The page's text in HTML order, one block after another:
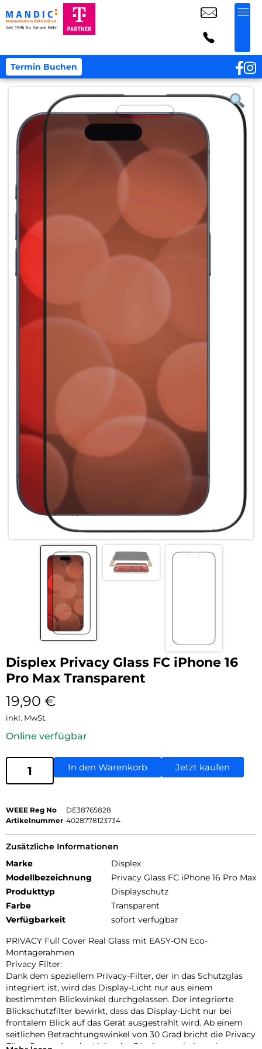
Termin Buchen
Displex Privacy Glass FC iPhone 16
Pro Max Transparent
19,90 €
inkl. MwSt.
Online verfügbar
In den Warenkorb Jetzt kaufen
WEEE Reg No
DE38765828
Artikelnummer 4028778123734
Zusätzliche Informationen
Marke
Displex
Modellbezeichnung
Privacy Glass FC iPhone 16 Pro Max
Produkttyp
Displayschutz
Farbe
Transparent
Verfügbarkeit
sofort verfügbar
PRIVACY Full Cover Real Glass mit EASY-ON Eco-
Montagerahmen
Privacy Filter:
Dank dem speziellem Privacy-Filter, der in das Schutzglas
integriert ist, wird das Display-Licht nur aus einem
bestimmten Blickwinkel durchgelassen. Der integrierte
Blickschutzfilter bewirkt, dass das Display-Licht nur bei
frontalem Blick auf das Gerät ausgestrahlt wird. Ab einem
seitlichen Betrachtungswinkel von 30 Grad bricht die Privacy
Filter Protection das Licht, das Display erscheint schwarz.